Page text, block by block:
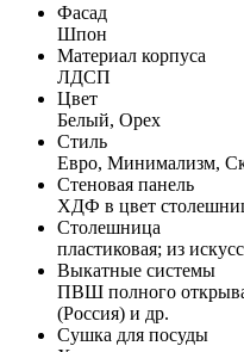
Фасад
Шпон
Материал корпуса
ЛДСП
Цвет
Белый, Орех
Стиль
Евро, Минимализм,
Стеновая панель
ХДФ в цвет
Столешница
пластиковая; из
Выкатные системы
ПВШ полного
(Россия) и др.
Сушка для посуды